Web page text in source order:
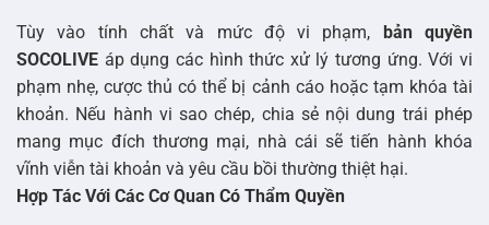
Tùy vào tính chất và mức độ vi phạm, bản quyền
SOCOLIVE áp dụng các hình thức xử lý tương ứng. Với vi
phạm nhẹ, cược thủ có thể bị cảnh cáo hoặc tạm khóa tài
khoản. Nếu hành vi sao chép, chia sẻ nội dung trái phép
mang mục đích thương mại, nhà cái sẽ tiến hành khóa
vĩnh viễn tài khoản và yêu cầu bồi thường thiệt hại.
Hợp Tác Với Các Cơ Quan Có Thẩm Quyền